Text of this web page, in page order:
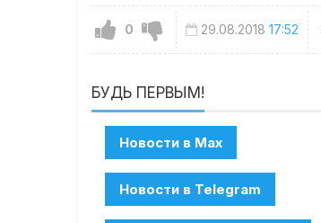
0 29.08.2018 17:52
БУДЬ ПЕРВЫМ!